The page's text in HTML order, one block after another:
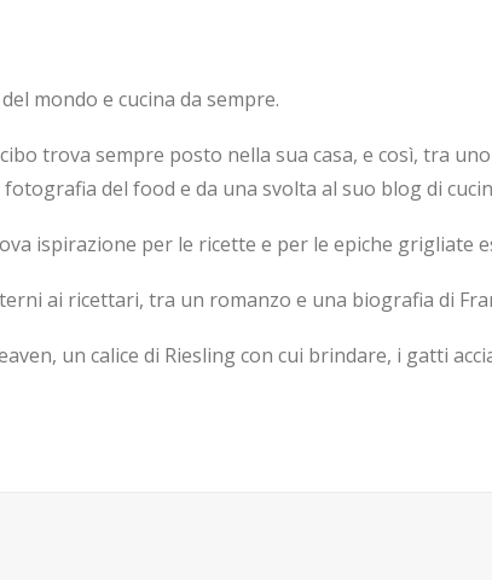
mondo e cucina da sempre.
trova sempre posto nella sua casa, e così, tra
del food e da una svolta al suo blog di
ispirazione per le ricette e per le epiche grigliate
ai ricettari, tra un romanzo e una biografia di
un calice di Riesling con cui brindare, i gatti